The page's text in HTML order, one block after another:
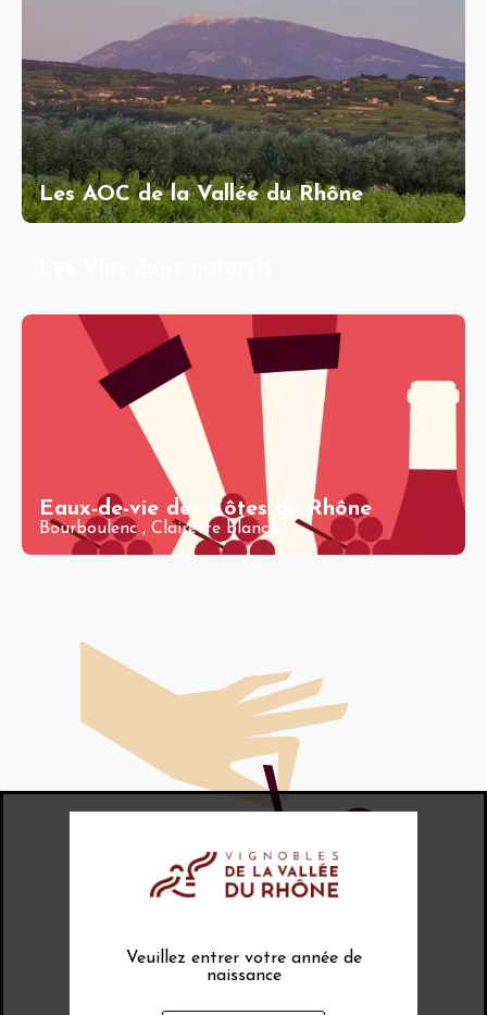
Les AOC de la Vallée du Rhône
Eaux-de-vie des Côtes du Rhône
Bourboulenc , Clairette blanche ...
Veuillez entrer votre année de
naissance